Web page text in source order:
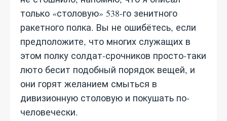
только «столовую» 538-го зенитного
ракетного полка. Вы не ошибётесь, если
предположите, что многих служащих в
этом полку солдат-срочников просто-таки
люто бесит подобный порядок вещей, и
они горят желанием смыться в
дивизионную столовую и покушать по-
человечески.